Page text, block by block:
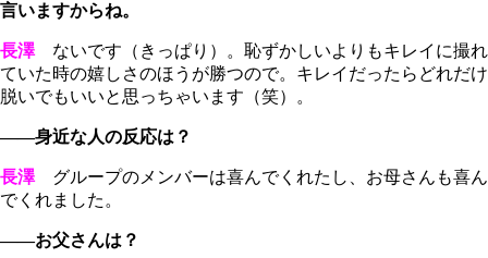
言いますからね。
長澤ないです（きっぱり）。恥ずかしいよりもキレイに撮れ
ていた時の嬉しさのほうが勝つので。キレイだったらどれだけ
脱いでもいいと思っちゃいます（笑）。
――身近な人の反応は？
長澤グループのメンバーは喜んでくれたし、お母さんも喜ん
でくれました。
――お父さんは？